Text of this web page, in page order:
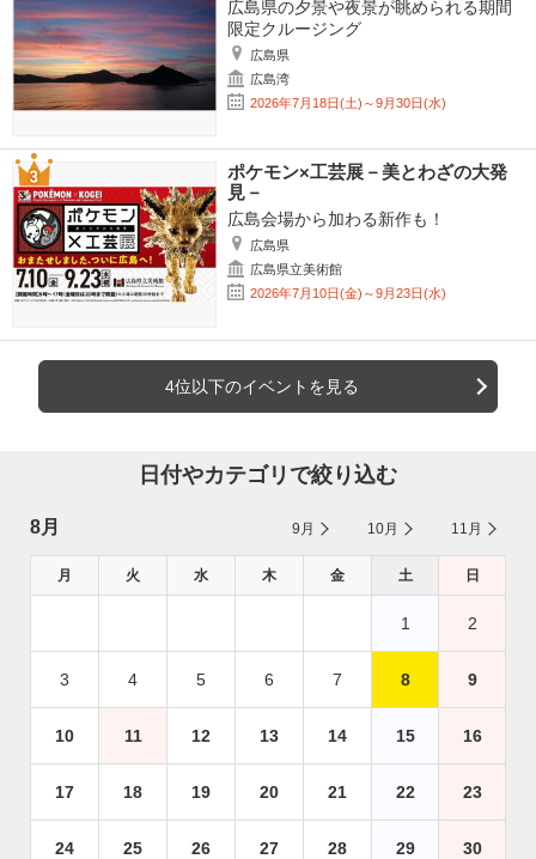
広島県の夕景や夜景が眺められる期間
限定クルージング
広島県
広島湾
2026年7月18日(土)～9月30日(水)
ポケモン×工芸展－美とわざの大発
見－
広島会場から加わる新作も！
広島県
広島県立美術館
2026年7月10日(金)～9月23日(水)
4位以下のイベントを見る
日付やカテゴリで絞り込む
8月 9月 10月 11月
月 火 水 木 金 土 日
1 2
3 4 5 6 7 8 9
10 11 12 13 14 15 16
17 18 19 20 21 22 23
24 25 26 27 28 29 30